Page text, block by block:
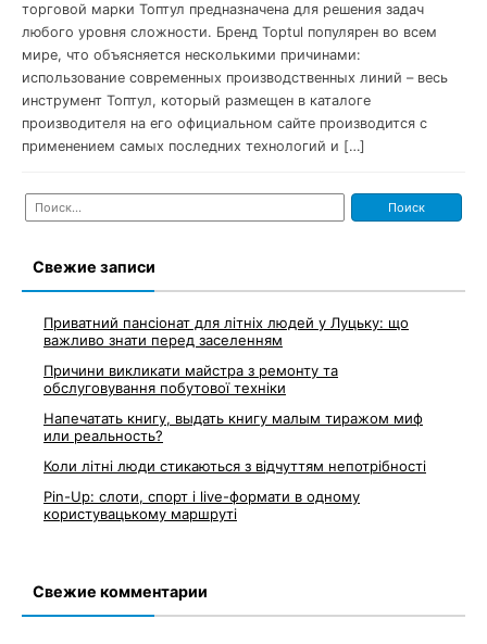
торговой марки Топтул предназначена для решения задач
любого уровня сложности. Бренд Toptul популярен во всем
мире, что объясняется несколькими причинами:
использование современных производственных линий – весь
инструмент Топтул, который размещен в каталоге
производителя на его официальном сайте производится с
применением самых последних технологий и […]
Найти:
Свежие записи
Приватний пансіонат для літніх людей у Луцьку: що
важливо знати перед заселенням
Причини викликати майстра з ремонту та
обслуговування побутової техніки
Напечатать книгу, выдать книгу малым тиражом миф
или реальность?
Коли літні люди стикаються з відчуттям непотрібності
Pin-Up: слоти, спорт і live-формати в одному
користувацькому маршруті
Свежие комментарии